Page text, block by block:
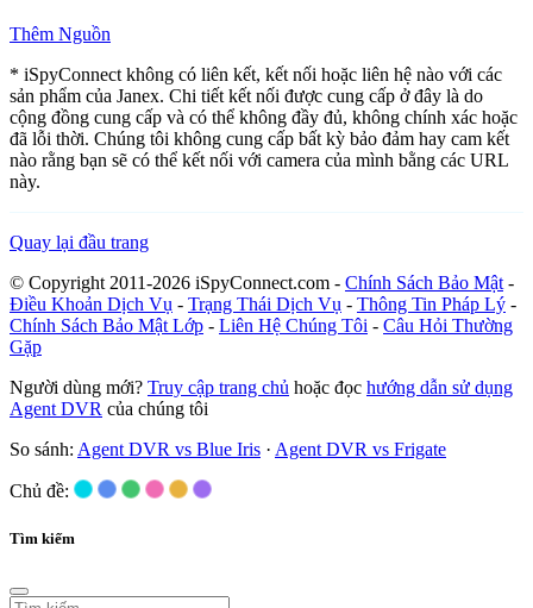
Thêm Nguồn
* iSpyConnect không có liên kết, kết nối hoặc liên hệ nào với các
sản phẩm của Janex. Chi tiết kết nối được cung cấp ở đây là do
cộng đồng cung cấp và có thể không đầy đủ, không chính xác hoặc
đã lỗi thời. Chúng tôi không cung cấp bất kỳ bảo đảm hay cam kết
nào rằng bạn sẽ có thể kết nối với camera của mình bằng các URL
này.
Quay lại đầu trang
© Copyright 2011-2026 iSpyConnect.com - Chính Sách Bảo Mật -
Điều Khoản Dịch Vụ - Trạng Thái Dịch Vụ - Thông Tin Pháp Lý -
Chính Sách Bảo Mật Lớp - Liên Hệ Chúng Tôi - Câu Hỏi Thường
Gặp
Người dùng mới? Truy cập trang chủ hoặc đọc hướng dẫn sử dụng
Agent DVR của chúng tôi
So sánh: Agent DVR vs Blue Iris · Agent DVR vs Frigate
Chủ đề:
Tìm kiếm